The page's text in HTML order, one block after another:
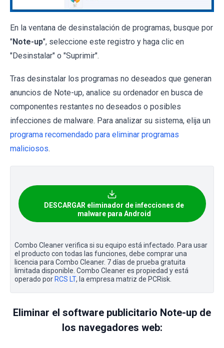
En la ventana de desinstalación de programas, busque por
"Note-up", seleccione este registro y haga clic en
"Desinstalar" o "Suprimir".
Tras desinstalar los programas no deseados que generan
anuncios de Note-up, analice su ordenador en busca de
componentes restantes no deseados o posibles
infecciones de malware. Para analizar su sistema, elija un
programa recomendado para eliminar programas
maliciosos.
DESCARGAR eliminador de infecciones de
malware para Android
Combo Cleaner verifica si su equipo está infectado. Para usar
el producto con todas las funciones, debe comprar una
licencia para Combo Cleaner. 7 días de prueba gratuita
limitada disponible. Combo Cleaner es propiedad y está
operado por RCS LT, la empresa matriz de PCRisk.
Eliminar el software publicitario Note-up de
los navegadores web: